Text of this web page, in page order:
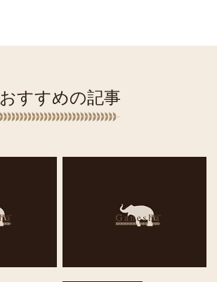
おすすめの記事